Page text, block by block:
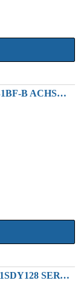
REPARATUR YASKAWA CACR-SR20BB1BF-B ACHSVERSTÄRKER 2.0KW 230VAC
REPARATUR YASKAWA CACR-SR44SZ1SDY128 SERVOPACK 4.4KW 230VAC